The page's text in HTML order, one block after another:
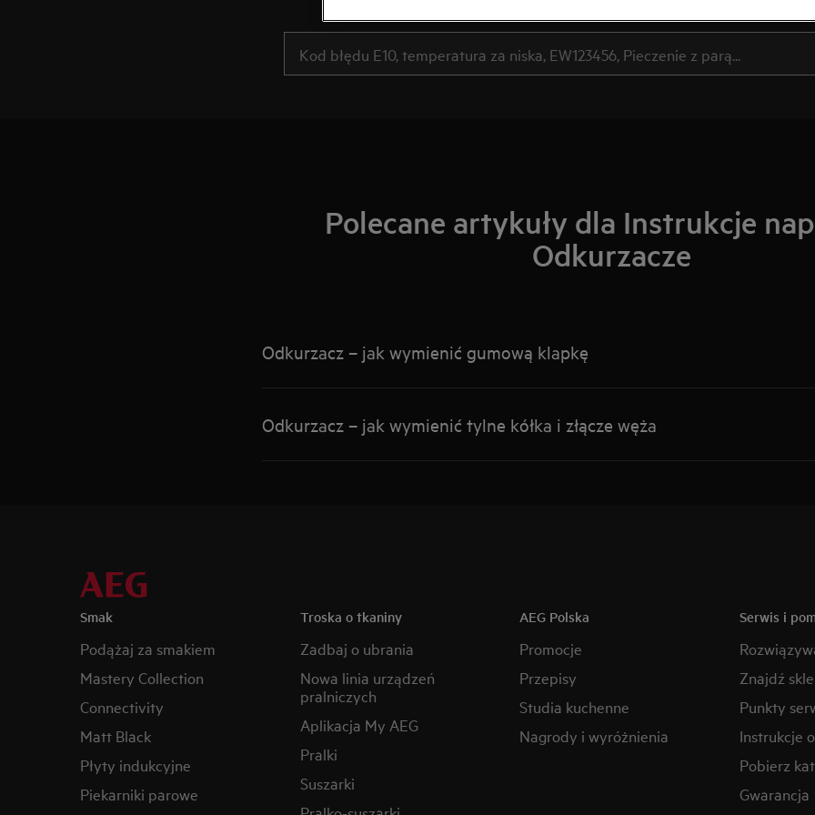
Polecane artykuły dla Instrukcje
Odkurzacze
Odkurzacz – jak wymienić gumową klapkę
Odkurzacz – jak wymienić tylne kółka i złącze węża
Smak
Podążaj za smakiem
Mastery Collection
Connectivity
Matt Black
Płyty indukcyjne
Piekarniki parowe
Troska o tkaniny
Zadbaj o ubrania
Nowa linia urządzeń
pralniczych
Aplikacja My AEG
Pralki
Suszarki
AEG Polska
Promocje
Przepisy
Studia kuchenne
Nagrody i wyróżnienia
Serwis i
Znajdź
Punkty
Instrukcje
Pobierz
Gwarancja